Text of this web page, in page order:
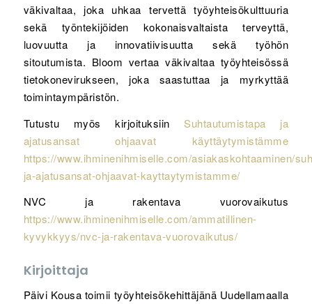
väkivaltaa, joka uhkaa tervettä työyhteisökulttuuria
sekä työntekijöiden kokonaisvaltaista terveyttä,
luovuutta ja innovatiivisuutta sekä työhön
sitoutumista. Bloom vertaa väkivaltaa työyhteisössä
tietokonevirukseen, joka saastuttaa ja myrkyttää
toimintaympäristön.
Tutustu myös kirjoituksiin Suhtautumistapa ja
ajatusansat ohjaavat käyttäytymistämme
https://www.ihminenihmiselle.com/asiakaskohtaaminen/
ja-ajatusansat-ohjaavat-kayttaytymistamme/
NVC ja rakentava vuorovaikutus
https://www.ihminenihmiselle.com/ammatillinen-
kyvykkyys/nvc-ja-rakentava-vuorovaikutus/
Kirjoittaja
Päivi Kousa toimii työyhteisökehittäjänä Uudellamaalla